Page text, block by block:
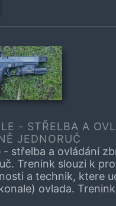
ze je tema treninku
prosim,
- STŘELBA A
JEDNORUČ
- střelba a ovládání
Trenink slouzi k
a technik, ktere
ovlada.